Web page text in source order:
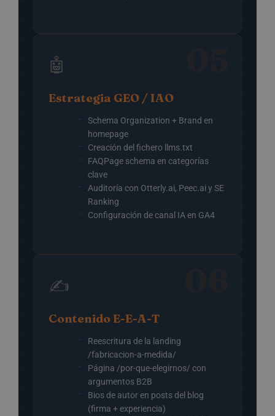
🤖
Estrategia GEO / IAO
Schema Organization + Brand en
homepage
Creación del fichero llms.txt
FAQPage schema en categorías
clave
Auditoría con Otterly.ai, Peec.ai y SE
Ranking
Configuración de canal IA en GA4
✍️
Contenido E-E-A-T
Reescritura de la landing
/fabricacion-a-medida/
Página /por-que-elegirnos/ con
argumentos B2B
Bios de autor en posts del blog
(firma + experiencia)